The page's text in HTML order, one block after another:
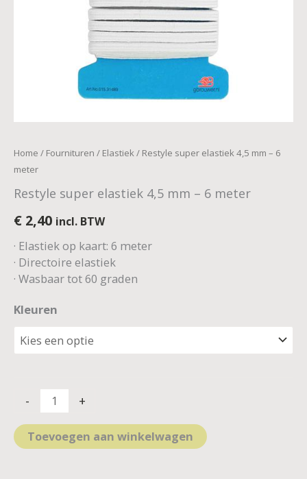
Home / Fournituren / Elastiek/ Restyle super elastiek 4,5 mm – 6
meter
Restyle super elastiek 4,5 mm – 6 meter
€ 2,40 incl. BTW
· Elastiek op kaart: 6 meter
· Directoire elastiek
· Wasbaar tot 60 graden
Kleuren
- +
Toevoegen aan winkelwagen